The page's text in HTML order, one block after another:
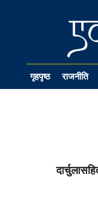
गृहपृष्ठ राजनीति